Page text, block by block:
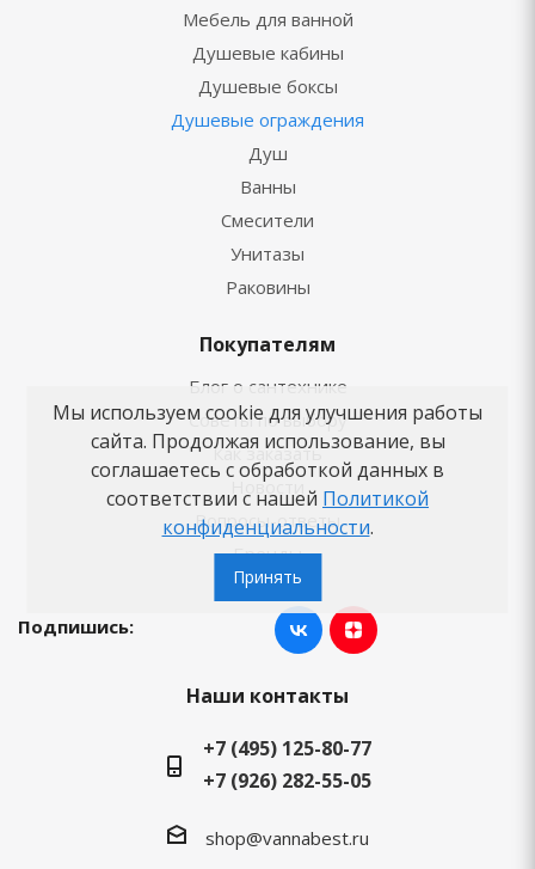
Мебель для ванной
Душевые кабины
Душевые боксы
Душевые ограждения
Душ
Ванны
Смесители
Унитазы
Раковины
Покупателям
Блог о сантехнике
Советы по выбору
Как заказать
Новости
Вопросы-ответы
Бренды
Подпишись:
Наши контакты
+7 (495) 125-80-77
+7 (926) 282-55-05
shop@vannabest.ru
Мы используем cookie для улучшения работы
сайта. Продолжая использование, вы
соглашаетесь с обработкой данных в
соответствии с нашей Политикой
конфиденциальности.
Принять